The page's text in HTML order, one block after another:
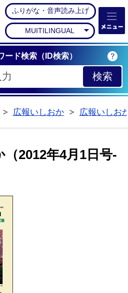
石岡市公式ホームペー
ふりがな・音声読み上げ
MUITILINGUAL
ード検索（ID検索）
広報いしおか
広報いしお
2012年4月1日号-